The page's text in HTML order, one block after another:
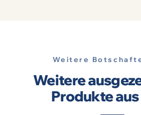
Weitere
Weitere
Produkte